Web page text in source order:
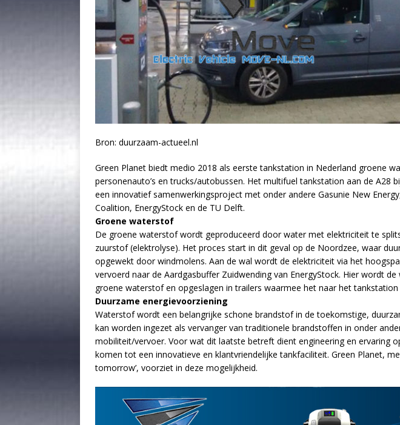
Bron: duurzaam-actueel.nl
Green Planet biedt medio 2018 als eerste tankstation in Nederland groene
personenauto’s en trucks/autobussen. Het multifuel tankstation aan de A28
een innovatief samenwerkingsproject met onder andere Gasunie New
Coalition, EnergyStock en de TU Delft.
Groene waterstof
De groene waterstof wordt geproduceerd door water met elektriciteit te
zuurstof (elektrolyse). Het proces start in dit geval op de Noordzee, waar
opgewekt door windmolens. Aan de wal wordt de elektriciteit via het
vervoerd naar de Aardgasbuffer Zuidwending van EnergyStock. Hier wordt
groene waterstof en opgeslagen in trailers waarmee het naar het
Duurzame energievoorziening
Waterstof wordt een belangrijke schone brandstof in de toekomstige,
kan worden ingezet als vervanger van traditionele brandstoffen in onder
mobiliteit/vervoer. Voor wat dit laatste betreft dient engineering en ervaring
komen tot een innovatieve en klantvriendelijke tankfaciliteit. Green Planet,
tomorrow’, voorziet in deze mogelijkheid.